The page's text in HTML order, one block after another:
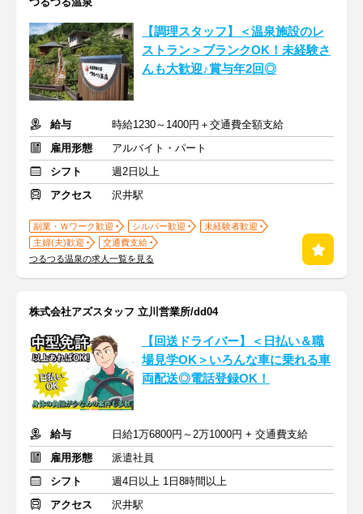
【調理スタッフ】＜温泉施設のレ
ストラン＞ブランクOK！未経験さ
んも大歓迎♪賞与年2回◎
給与
時給1230～1400円＋交通費全額支給
雇用形態
アルバイト・パート
シフト
週2日以上
アクセス
沢井駅
副業・Ｗワーク歓迎 シルバー歓迎
未経験者歓迎
主婦(夫)歓迎
交通費支給
つるつる温泉の求人一覧を見る
株式会社アズスタッフ 立川営業所/dd04
【回送ドライバー】＜日払い＆職
場見学OK＞いろんな車に乗れる車
両配送◎電話登録OK！
給与
日給1万6800円～2万1000円 + 交通費支給
雇用形態
派遣社員
シフト
週4日以上 1日8時間以上
アクセス
沢井駅